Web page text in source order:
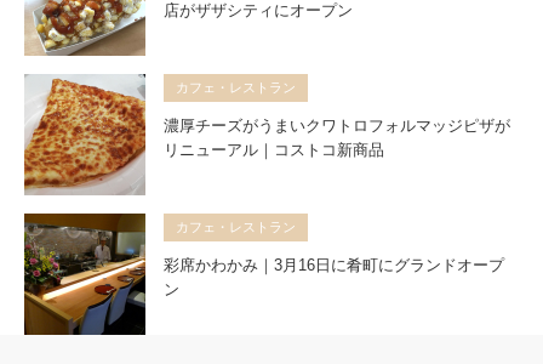
店がザザシティにオープン
カフェ・レストラン
濃厚チーズがうまいクワトロフォルマッジピザが
リニューアル｜コストコ新商品
カフェ・レストラン
彩席かわかみ｜3月16日に肴町にグランドオープ
ン